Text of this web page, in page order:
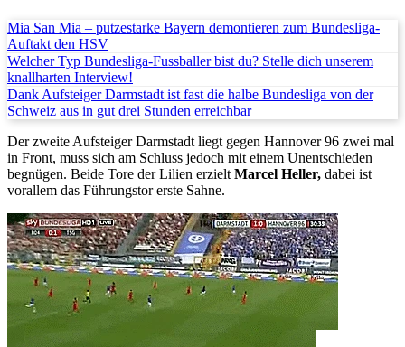
Mia San Mia – putzestarke Bayern demontieren zum Bundesliga-
Auftakt den HSV
Welcher Typ Bundesliga-Fussballer bist du? Stelle dich unserem
knallharten Interview!
Dank Aufsteiger Darmstadt ist fast die halbe Bundesliga von der
Schweiz aus in gut drei Stunden erreichbar
Der zweite Aufsteiger Darmstadt liegt gegen Hannover 96 zwei mal
in Front, muss sich am Schluss jedoch mit einem Unentschieden
begnügen. Beide Tore der Lilien erzielt Marcel Heller, dabei ist
vorallem das Führungstor erste Sahne.